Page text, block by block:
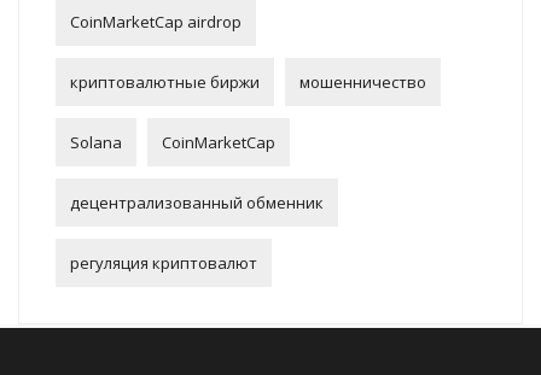
CoinMarketCap airdrop
криптовалютные биржи мошенничество
Solana CoinMarketCap
децентрализованный обменник
регуляция криптовалют